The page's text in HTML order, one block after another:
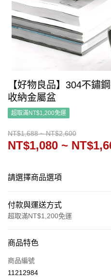
【好物良品】304不鏽
收納金屬盆
超取滿NT$1,200免運
NT$1,688 ~ NT$2,600
NT$1,080 ~
請選擇商品選項
付款與運送方式
超取滿NT$1,200免運
信用卡一次付款
信用卡分期付款
商品特色
商品編號
11212984